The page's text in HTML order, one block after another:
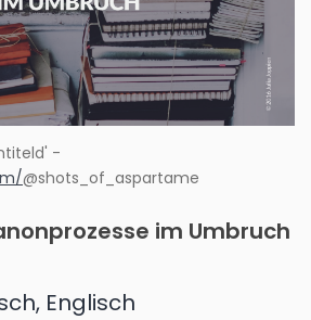
-
@shots_of_aspartame
im Umbruch
Englisch